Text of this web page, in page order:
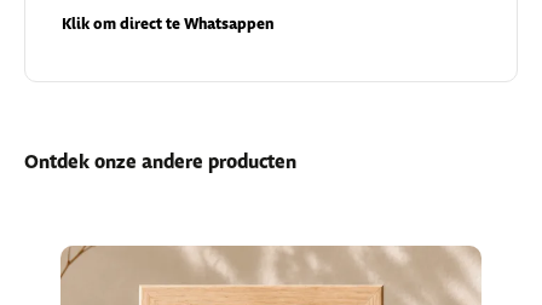
Klik om direct te Whatsappen
Ontdek onze andere producten